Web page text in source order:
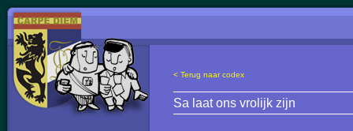
< Terug naar codex
Sa laat ons vrolijk zijn